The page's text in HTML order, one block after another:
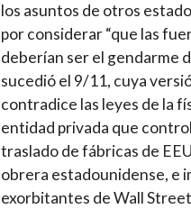
los asuntos de otros
por considerar “que las
deberían ser el ‎‎gendarme
sucedió el 9/11, cuya
contradice las leyes de la
entidad privada que
traslado de fábricas de
obrera estadounidense, e
exorbitantes de Wall